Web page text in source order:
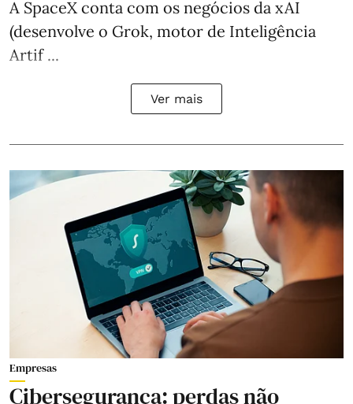
A SpaceX conta com os negócios da xAI
(desenvolve o Grok, motor de Inteligência
Artif ...
Ver mais
Empresas
Cibersegurança: perdas não